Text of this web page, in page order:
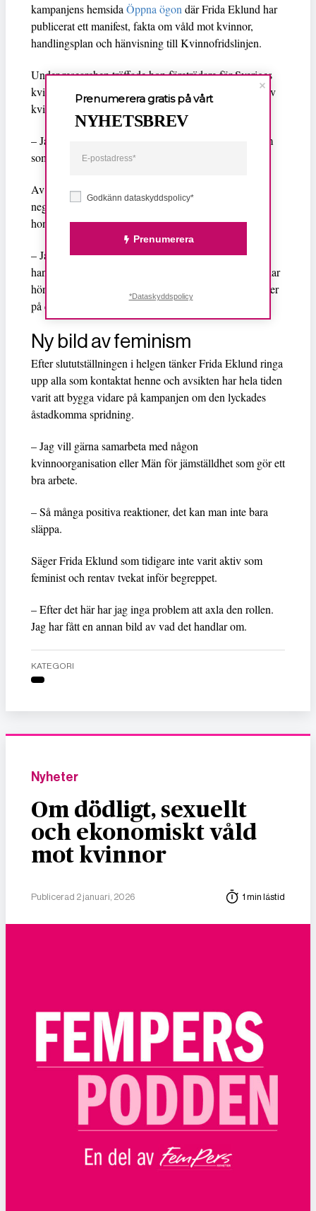
kampanjens hemsida Öppna ögon där Frida Eklund har
publicerat ett manifest, fakta om våld mot kvinnor,
handlingsplan och hänvisning till Kvinnofridslinjen.
Under researchen träffade hon företrädare för Sveriges
kvinnolobby. Hon insåg att en upprepning av bilden av
kvinnan som förtryckt inte får problemet att försvinna.
– Jag ville visa den andra sidan av myntet, visa honom
som förövare istället för henne som offer.
Av de som ringt upp telefonsvararen reagerade några
negativt. De tyckte tilltaget var osmakligt eller ville att
hon skulle förklara poängen.
– Jag förstod att folk skulle reagera, men mest har det
handlat om att det här behövs. Kvinnoorganisationer har
hört av sig och vill samarbeta.Det får bli på fritiden eller
på deltid i så fall.
Ny bild av feminism
Efter slututställningen i helgen tänker Frida Eklund ringa
upp alla som kontaktat henne och avsikten har hela tiden
varit att bygga vidare på kampanjen om den lyckades
åstadkomma spridning.
– Jag vill gärna samarbeta med någon
kvinnoorganisation eller Män för jämställdhet som gör ett
bra arbete.
– Så många positiva reaktioner, det kan man inte bara
släppa.
Säger Frida Eklund som tidigare inte varit aktiv som
feminist och rentav tvekat inför begreppet.
– Efter det här har jag inga problem att axla den rollen.
Jag har fått en annan bild av vad det handlar om.
KATEGORI
Nyheter
Om dödligt, sexuellt
och ekonomiskt våld
mot kvinnor
Publicerad 2 januari, 2026 1 min lästid
Godkänn dataskyddspolicy*
Prenumerera
Prenumerera gratis på vårt
NYHETSBREV
*Dataskyddspolicy